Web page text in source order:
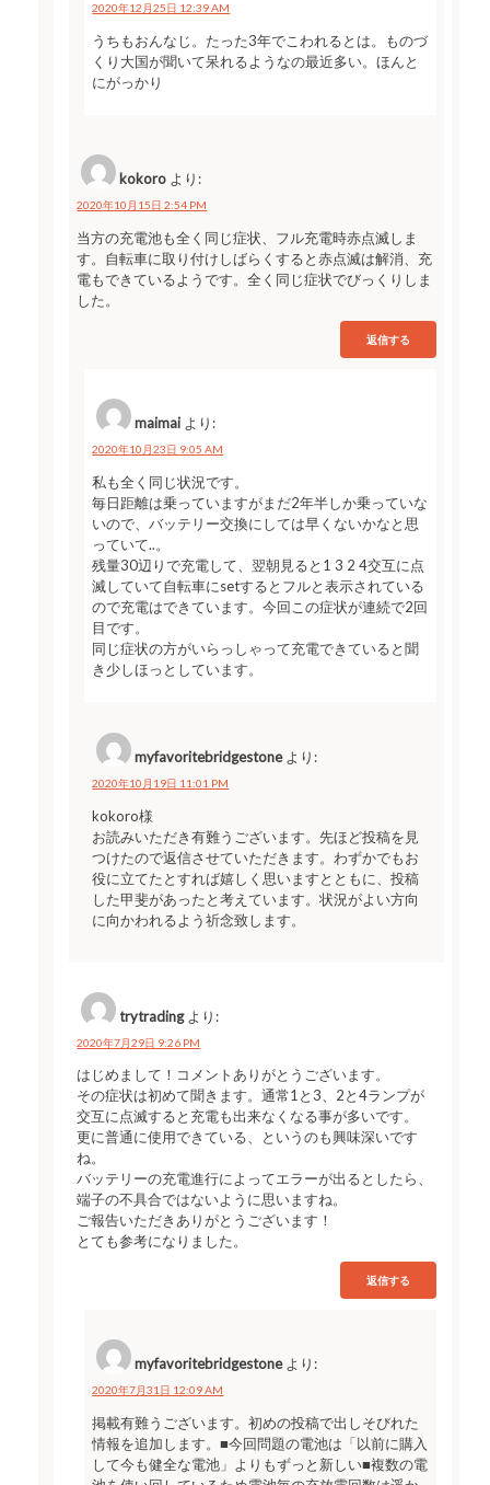
2020年12月25日 12:39 AM
うちもおんなじ。たった3年でこわれるとは。ものづ
くり大国が聞いて呆れるようなの最近多い。ほんと
にがっかり
kokoro より:
2020年10月15日 2:54 PM
当方の充電池も全く同じ症状、フル充電時赤点滅しま
す。自転車に取り付けしばらくすると赤点滅は解消、充
電もできているようです。全く同じ症状でびっくりしま
した。
返信する
maimai より:
2020年10月23日 9:05 AM
私も全く同じ状況です。
毎日距離は乗っていますがまだ2年半しか乗っていな
いので、バッテリー交換にしては早くないかなと思
っていて..。
残量30辺りで充電して、翌朝見ると1 3 2 4交互に点
滅していて自転車にsetするとフルと表示されている
ので充電はできています。今回この症状が連続で2回
目です。
同じ症状の方がいらっしゃって充電できていると聞
き少しほっとしています。
myfavoritebridgestone より:
2020年10月19日 11:01 PM
kokoro様
お読みいただき有難うございます。先ほど投稿を見
つけたので返信させていただきます。わずかでもお
役に立てたとすれば嬉しく思いますとともに、投稿
した甲斐があったと考えています。状況がよい方向
に向かわれるよう祈念致します。
trytrading より:
2020年7月29日 9:26 PM
はじめまして！コメントありがとうございます。
その症状は初めて聞きます。通常1と3、2と4ランプが
交互に点滅すると充電も出来なくなる事が多いです。
更に普通に使用できている、というのも興味深いです
ね。
バッテリーの充電進行によってエラーが出るとしたら、
端子の不具合ではないように思いますね。
ご報告いただきありがとうございます！
とても参考になりました。
返信する
myfavoritebridgestone より:
2020年7月31日 12:09 AM
掲載有難うございます。初めの投稿で出しそびれた
情報を追加します。■今回問題の電池は「以前に購入
して今も健全な電池」よりもずっと新しい■複数の電